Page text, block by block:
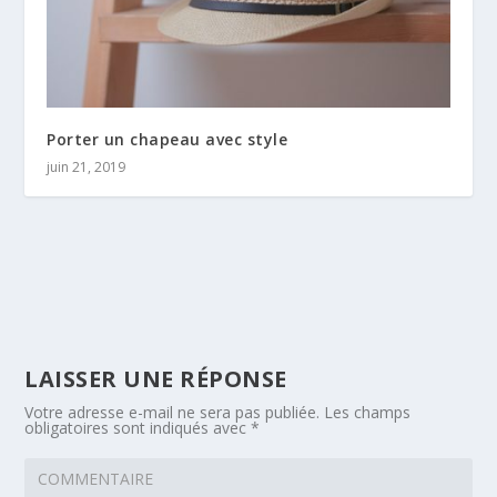
Porter un chapeau avec style
juin 21, 2019
LAISSER UNE RÉPONSE
Votre adresse e-mail ne sera pas publiée. Les champs
obligatoires sont indiqués avec*